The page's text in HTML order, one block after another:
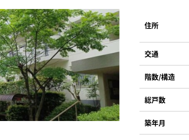
住所
交通
階数/構造
総戸数
築年月